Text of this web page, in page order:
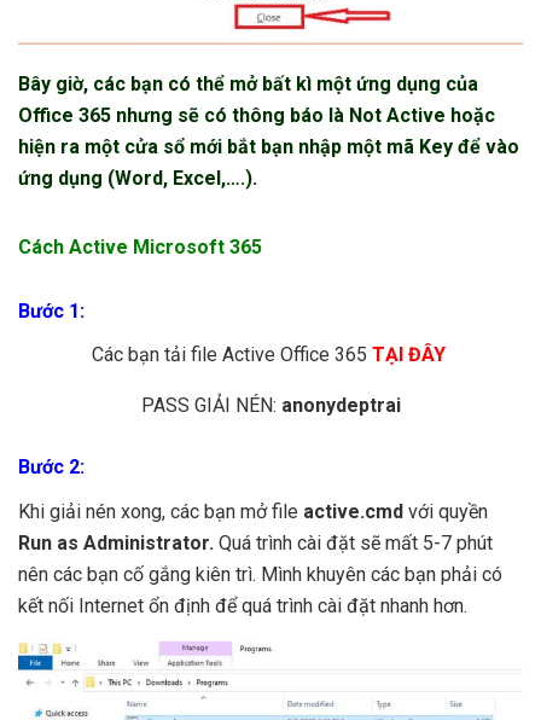
Bây giờ, các bạn có thể mở bất kì một ứng dụng của
Office 365 nhưng sẽ có thông báo là Not Active hoặc
hiện ra một cửa sổ mới bắt bạn nhập một mã Key để vào
ứng dụng (Word, Excel,….).
Cách Active Microsoft 365
Bước 1:
Các bạn tải file Active Office 365 TẠI ĐÂY
PASS GIẢI NÉN: anonydeptrai
Bước 2:
Khi giải nén xong, các bạn mở file active.cmd với quyền
Run as Administrator. Quá trình cài đặt sẽ mất 5-7 phút
nên các bạn cố gắng kiên trì. Mình khuyên các bạn phải có
kết nối Internet ổn định để quá trình cài đặt nhanh hơn.